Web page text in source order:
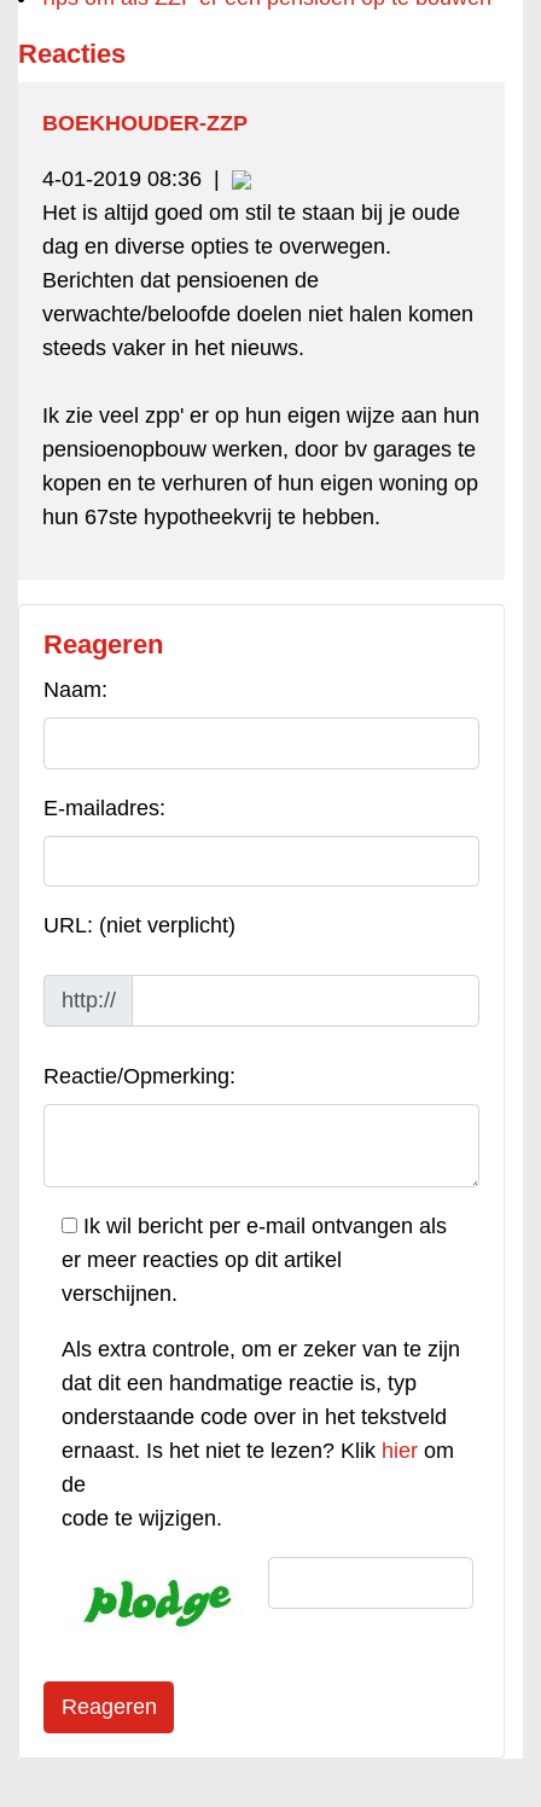
Reacties
BOEKHOUDER-ZZP
4-01-2019 08:36
Het is altijd goed om stil te staan bij je oude
dag en diverse opties te overwegen.
Berichten dat pensioenen de
verwachte/beloofde doelen niet halen komen
steeds vaker in het nieuws.
Ik zie veel zpp' er op hun eigen wijze aan hun
pensioenopbouw werken, door bv garages te
kopen en te verhuren of hun eigen woning op
hun 67ste hypotheekvrij te hebben.
Reageren
Naam:
E-mailadres:
URL: (niet verplicht)
http://
Reactie/Opmerking:
Ik wil bericht per e-mail ontvangen als
er meer reacties op dit artikel
verschijnen.
Als extra controle, om er zeker van te zijn
dat dit een handmatige reactie is, typ
onderstaande code over in het tekstveld
ernaast. Is het niet te lezen? Klik hier om
de
code te wijzigen.